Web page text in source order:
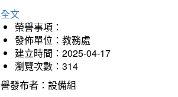
文
榮譽事項：
發佈單位：教務處
建立時間：2025-04-17
瀏覽次數：314
發布者：設備組